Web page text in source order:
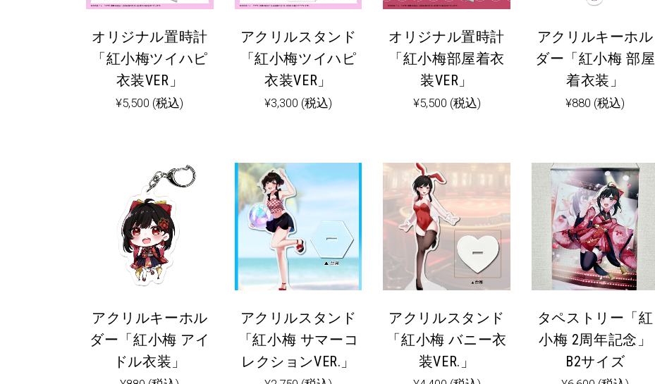
オリジナル置時計
「紅小梅ツイハピ
衣装VER」
¥5,500 (税込)
アクリルスタンド
「紅小梅ツイハピ
衣装VER」
¥3,300 (税込)
オリジナル置時計
「紅小梅部屋着衣
装VER」
¥5,500 (税込)
アクリルキーホル
ダー「紅小梅 部屋
着衣装」
¥880 (税込)
アクリルキーホル
ダー「紅小梅 アイ
ドル衣装」
アクリルスタンド
「紅小梅 サマーコ
レクションVER.」
アクリルスタンド
「紅小梅 バニー衣
装VER.」
タペストリー「紅
小梅 2周年記念」
B2サイズ